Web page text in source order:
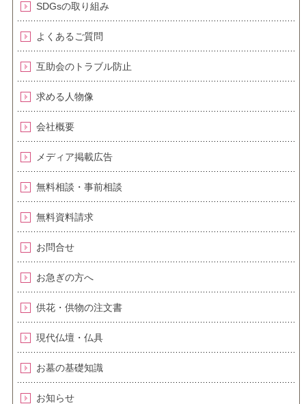
SDGsの取り組み
よくあるご質問
互助会のトラブル防止
求める人物像
会社概要
メディア掲載広告
無料相談・事前相談
無料資料請求
お問合せ
お急ぎの方へ
供花・供物の注文書
現代仏壇・仏具
お墓の基礎知識
お知らせ